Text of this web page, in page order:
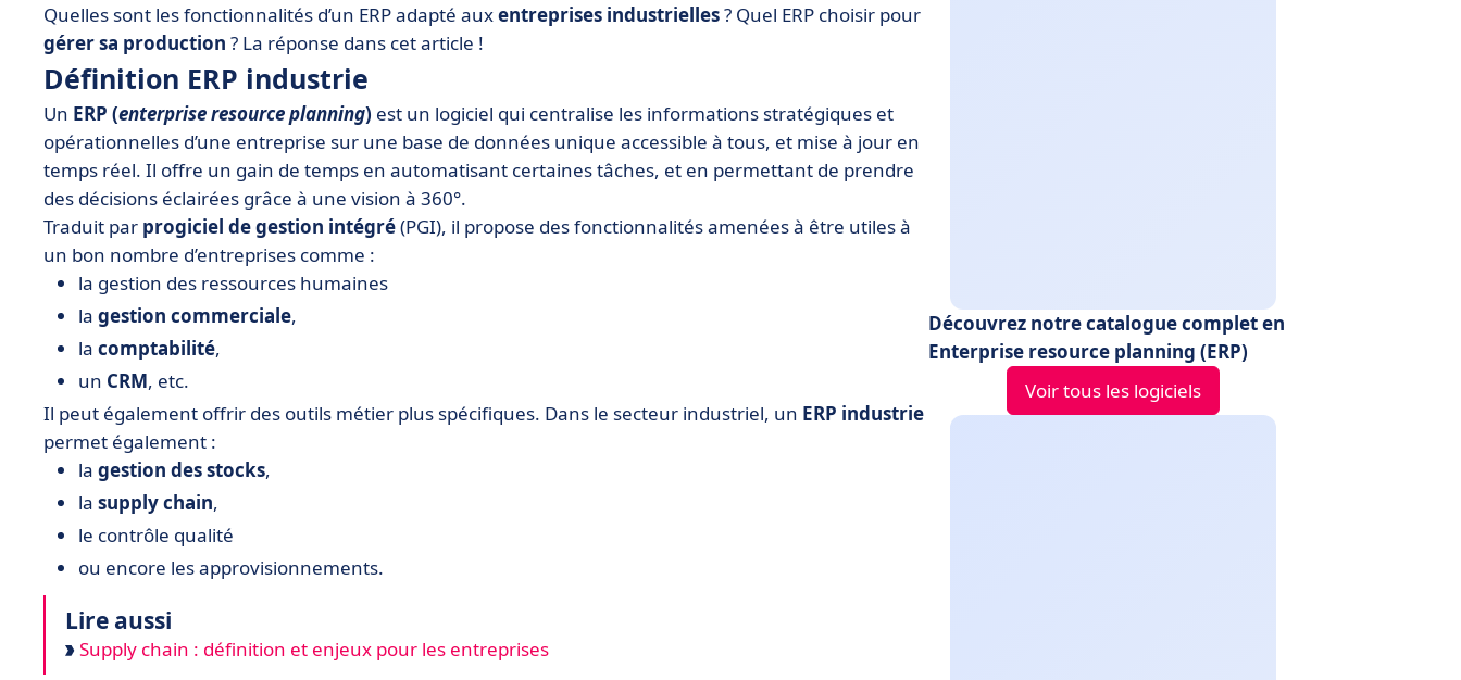
Quelles sont les fonctionnalités d’un ERP adapté auxentreprises industrielles? Quel ERP choisir pour
gérer sa production ? La réponse dans cet article !
Définition ERP industrie
Un ERP (enterprise resource planning) est un logiciel qui centralise les informations stratégiques et
opérationnelles d’une entreprise sur une base de données unique accessible à tous, et mise à jour en
temps réel. Il offre un gain de temps en automatisant certaines tâches, et en permettant de prendre
des décisions éclairées grâce à une vision à 360°.
Traduit par progiciel de gestion intégré(PGI), il propose des fonctionnalités amenées à être utiles à
un bon nombre d’entreprises comme :
la gestion des ressources humaines
la gestion commerciale,
la comptabilité,
un CRM, etc.
Il peut également offrir des outils métier plus spécifiques. Dans le secteur industriel, un ERP industrie
permet également :
la gestion des stocks,
la supply chain,
le contrôle qualité
ou encore les approvisionnements.
Lire aussi
Supply chain : définition et enjeux pour les entreprises
Découvrez notre catalogue complet en
Enterprise resource planning (ERP)
Voir tous les logiciels